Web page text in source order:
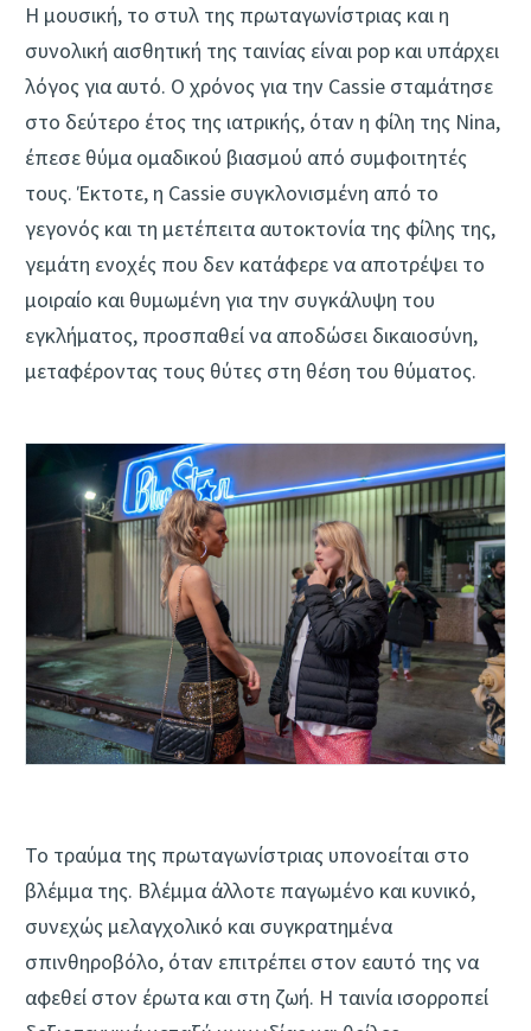
Η μουσική, το στυλ της πρωταγωνίστριας και η
συνολική αισθητική της ταινίας είναι pop και υπάρχει
λόγος για αυτό. Ο χρόνος για την Cassie σταμάτησε
στο δεύτερο έτος της ιατρικής, όταν η φίλη της Nina,
έπεσε θύμα ομαδικού βιασμού από συμφοιτητές
τους. Έκτοτε, η Cassie συγκλονισμένη από το
γεγονός και τη μετέπειτα αυτοκτονία της φίλης της,
γεμάτη ενοχές που δεν κατάφερε να αποτρέψει το
μοιραίο και θυμωμένη για την συγκάλυψη του
εγκλήματος, προσπαθεί να αποδώσει δικαιοσύνη,
μεταφέροντας τους θύτες στη θέση του θύματος.
Το τραύμα της πρωταγωνίστριας υπονοείται στο
βλέμμα της. Βλέμμα άλλοτε παγωμένο και κυνικό,
συνεχώς μελαγχολικό και συγκρατημένα
σπινθηροβόλο, όταν επιτρέπει στον εαυτό της να
αφεθεί στον έρωτα και στη ζωή. Η ταινία ισορροπεί